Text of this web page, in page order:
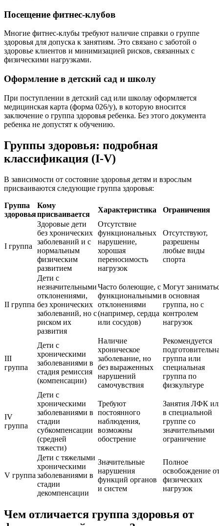
Посещение фитнес-клубов
Многие фитнес-клубы требуют наличие справки о группе
здоровья для допуска к занятиям. Это связано с заботой о
здоровье клиентов и минимизацией рисков, связанных с
физическими нагрузками.
Оформление в детский сад и школу
При поступлении в детский сад или школау оформляется
медицинская карта (форма 026/у), в которую вносится
заключение о группа здоровья ребенка. Без этого документа
ребенка не допустят к обучению.
Группы здоровья: подробная
классификация (I-V)
В зависимости от состояние здоровья детям и взрослым
присваиваются следующие группа здоровья:
Группа
здоровья
Кому
присваивается
Характеристика Ограничения
I группа
Здоровые дети
без хронических
заболеваний и с
нормальным
физическим
развитием
Отсутствие
функциональных
нарушение,
хорошая
переносимость
нагрузок
Отсутствуют,
разрешены
любые виды
спорта
II группа
Дети с
незначительными
отклонениями,
без хронических
заболеваний, но с
риском их
развития
Часто болеющие, с
функциональными
отклонениями
(например, сердца
или сосудов)
Могут
в основная
группа, но с
контролем
нагрузок
III
группа
Дети с
хроническими
заболеваниями в
стадия ремиссия
(компенсации)
Наличие
хроническое
заболевание, но
без выраженных
нарушений
самочувствия
Рекомендуется
группа или
специальная
группа по
физкультуре
IV
группа
Дети с
хроническими
заболеваниями в
стадии
субкомпенсации
(средней
тяжести)
Требуют
постоянного
наблюдения,
возможны
обострение
Занятия ЛФК
в специальной
группе со
значительными
ограничение
V группа
Дети с тяжелыми
хроническими
заболеваниями в
стадии
декомпенсации
Значительные
нарушения
функций органов
и систем
Полное
освобождение
физических
нагрузок
Чем отличается группа здоровья от